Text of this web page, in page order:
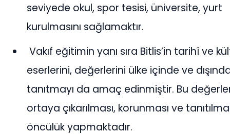
seviyede okul, spor tesisi, üniversite, yurt
kurulmasını sağlamaktır.
Vakıf eğitimin yanı sıra Bitlis’in tarihî ve
eserlerini, değerlerini ülke içinde ve
tanıtmayı da amaç edinmiştir. Bu
ortaya çıkarılması, korunması ve
öncülük yapmaktadır.